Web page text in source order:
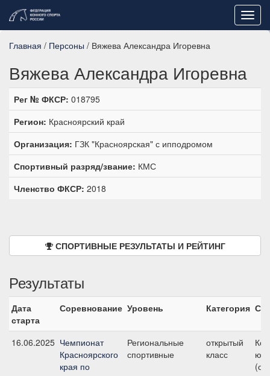
Главная / Персоны / Вяжева Александра Игоревна
Вяжева Александра Игоревна
Рег № ФКСР: 018795
Регион: Красноярский край
Организация: ГЗК "Красноярская" с ипподромом
Спортивный разряд/звание: КМС
Членство ФКСР: 2018
СПОРТИВНЫЕ РЕЗУЛЬТАТЫ И РЕЙТИНГ
Результаты
Дата
старта
Соревнование Уровень Категория
16.06.2025 Чемпионат
Красноярского
края по
Региональные
спортивные
открытый
класс